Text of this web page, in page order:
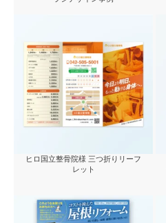
ヒロ国立整骨院様 三つ折りリーフ
レット